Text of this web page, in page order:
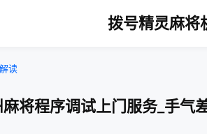
拨号精灵麻将
读
将程序调试上门服务_手气